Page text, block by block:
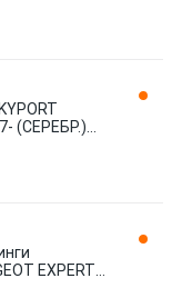
(СЕРЕБР.)
EXPERT
051119/0